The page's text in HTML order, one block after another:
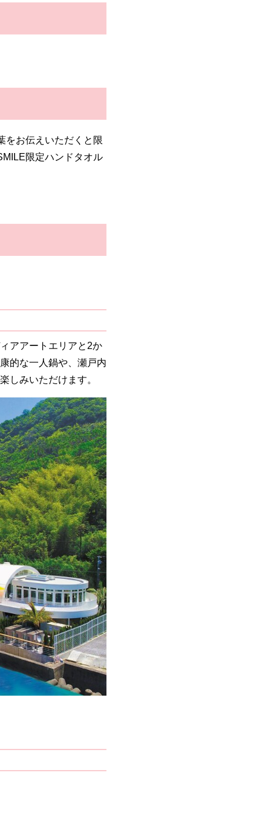
をお伝えいただくと限
限定ハンドタオル
アアートエリアと2か
的な一人鍋や、瀬戸内
しみいただけます。